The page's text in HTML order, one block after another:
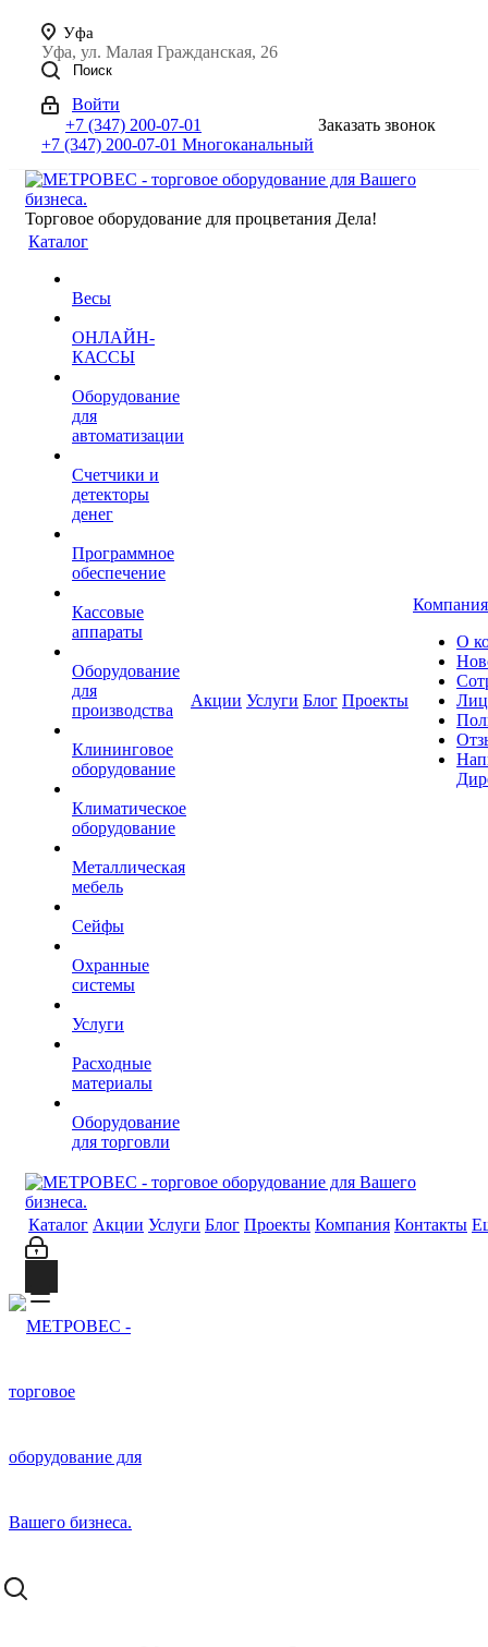
Уфа
Уфа, ул. Малая Гражданская, 26
Поиск
Войти
+7 (347) 200-07-01
+7 (347) 200-07-01 Многоканальный
Заказать звонок
Торговое оборудование для процветания Дела!
Каталог
Весы
ОНЛАЙН-
КАССЫ
Оборудование
для
автоматизации
Счетчики и
детекторы
денег
Программное
обеспечение
Кассовые
аппараты
Оборудование
для
производства
Клининговое
оборудование
Климатическое
оборудование
Металлическая
мебель
Сейфы
Охранные
системы
Услуги
Расходные
материалы
Оборудование
для торговли
Акции Услуги Блог Проекты
Компания
О
Каталог Акции Услуги Блог Проекты Компания Контакты